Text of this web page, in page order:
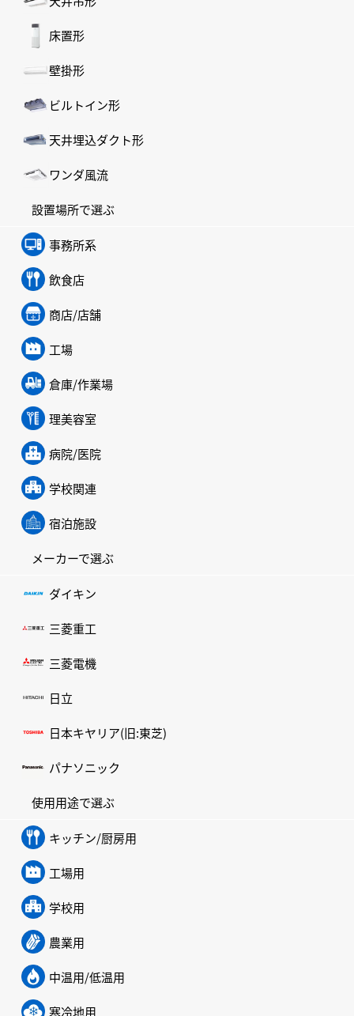
床置形
壁掛形
ビルトイン形
天井埋込ダクト形
ワンダ風流
設置場所で選ぶ
事務所系
飲食店
商店/店舗
工場
倉庫/作業場
理美容室
病院/医院
学校関連
宿泊施設
メーカーで選ぶ
ダイキン
三菱重工
三菱電機
日立
日本キヤリア(旧:東芝)
パナソニック
使用用途で選ぶ
キッチン/厨房用
工場用
学校用
農業用
中温用/低温用
寒冷地用